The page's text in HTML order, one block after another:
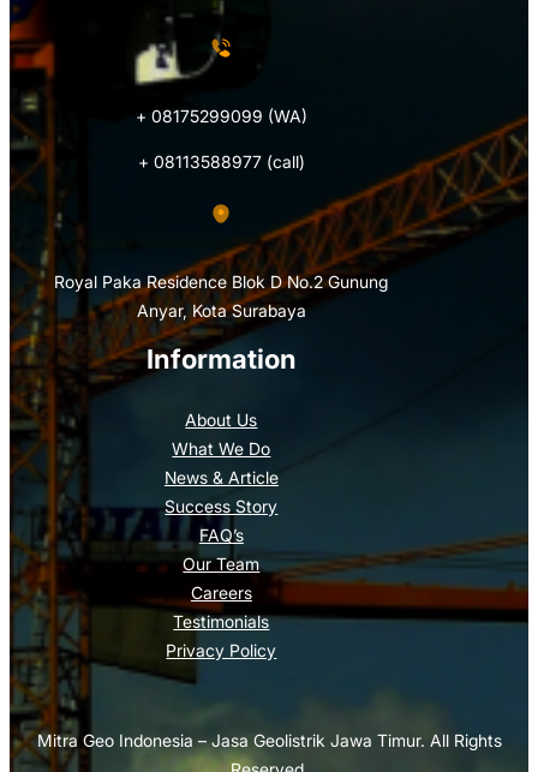
Information
About Us
What We Do
News & Article
Success Story
FAQ’s
Our Team
Careers
Testimonials
Privacy Policy
+ 08175299099 (WA)
+ 08113588977 (call)
Royal Paka Residence Blok D No.2 Gunung
Anyar, Kota Surabaya
Mitra Geo Indonesia – Jasa Geolistrik Jawa Timur. All Rights